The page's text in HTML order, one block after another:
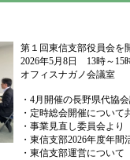
第１回東信支部役員会を
2026年5月8日 13時～15
オフィスナガノ会議室
・4月開催の長野県代協
・定時総会開催について
・事業見直し委員会より
・東信支部2026年度年間
・東信支部運営について